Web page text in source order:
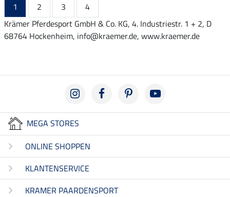
1 2 3
4
Krämer Pferdesport GmbH & Co. KG, 4. Industriestr. 1 + 2, D
68764 Hockenheim, info@kraemer.de, www.kraemer.de
MEGA STORES
ONLINE SHOPPEN
KLANTENSERVICE
KRAMER PAARDENSPORT